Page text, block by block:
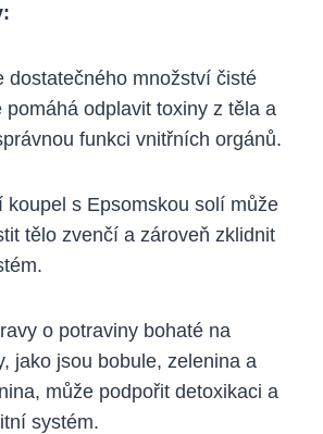
dostatečného ‌množství ⁢čisté
pomáhá odplavit ‍toxiny z těla ​a
funkci vnitřních orgánů.
koupel⁣ s Epsomskou solí může
‌tělo ⁤zvenčí a‌ zároveň⁤ zklidnit
o potraviny bohaté ⁢na
‍jako jsou bobule,⁣ zelenina a
může podpořit detoxikaci⁣ a
‍systém.